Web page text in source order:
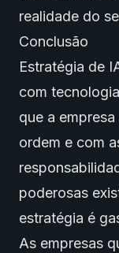
realidade do
Conclusão
Estratégia de
com
que a
ordem e com
poderosas
estratégia é
As empresas